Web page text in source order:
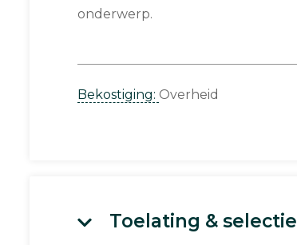
onderwerp.
Bekostiging: Overheid
Toelating & selectie